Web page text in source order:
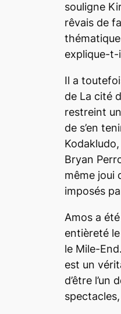
souligne
rêvais de
explique-t-
Il a
de La cité
restreint
de s’en
Bryan
même joui
imposés
Amos a
entièreté
le Mile-
est un
d’être